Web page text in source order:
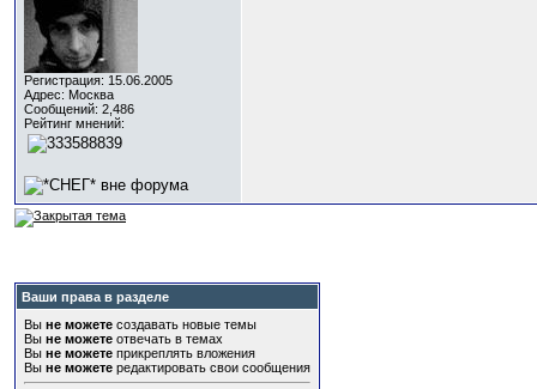
Регистрация: 15.06.2005
Адрес: Москва
Сообщений: 2,486
Рейтинг мнений:
Ваши права в разделе
Вы не можете создавать новые темы
Вы не можете отвечать в темах
Вы не можете прикреплять вложения
Вы не можете редактировать свои сообщения